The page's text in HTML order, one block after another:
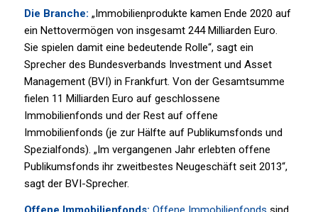
Die Branche: „Immobilienprodukte kamen Ende 2020 auf
ein Nettovermögen von insgesamt 244 Milliarden Euro.
Sie spielen damit eine bedeutende Rolle“, sagt ein
Sprecher des Bundesverbands Investment und Asset
Management (BVI) in Frankfurt. Von der Gesamtsumme
fielen 11 Milliarden Euro auf geschlossene
Immobilienfonds und der Rest auf offene
Immobilienfonds (je zur Hälfte auf Publikumsfonds und
Spezialfonds). „Im vergangenen Jahr erlebten offene
Publikumsfonds ihr zweitbestes Neugeschäft seit 2013“,
sagt der BVI-Sprecher.